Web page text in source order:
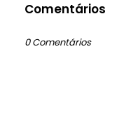
Comentários
0 Comentários